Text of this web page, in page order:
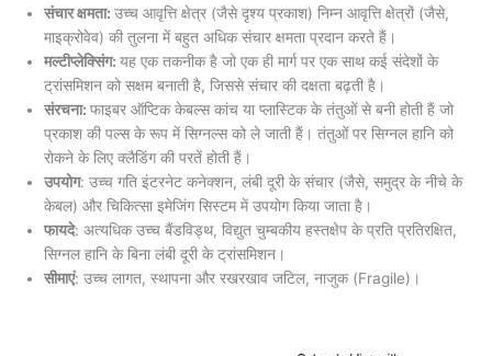
संचार क्षमता: उच्च आवृत्ति क्षेत्र (जैसे दृश्य प्रकाश) निम्न आवृत्ति क्षेत्रों (जैसे,
माइक्रोवेव) की तुलना में बहुत अधिक संचार क्षमता प्रदान करते हैं।
मल्टीप्लेक्सिंग: यह एक तकनीक है जो एक ही मार्ग पर एक साथ कई संदेशों के
ट्रांसमिशन को सक्षम बनाती है, जिससे संचार की दक्षता बढ़ती है।
संरचना: फाइबर ऑप्टिक केबल्स कांच या प्लास्टिक के तंतुओं से बनी होती हैं जो
प्रकाश की पल्स के रूप में सिग्नल्स को ले जाती हैं। तंतुओं पर सिग्नल हानि को
रोकने के लिए क्लैडिंग की परतें होती हैं।
उपयोग: उच्च गति इंटरनेट कनेक्शन, लंबी दूरी के संचार (जैसे, समुद्र के नीचे के
केबल) और चिकित्सा इमेजिंग सिस्टम में उपयोग किया जाता है।
फायदे: अत्यधिक उच्च बैंडविड्थ, विद्युत चुम्बकीय हस्तक्षेप के प्रति प्रतिरक्षित,
सिग्नल हानि के बिना लंबी दूरी के ट्रांसमिशन।
सीमाएं: उच्च लागत, स्थापना और रखरखाव जटिल, नाजुक (Fragile)।